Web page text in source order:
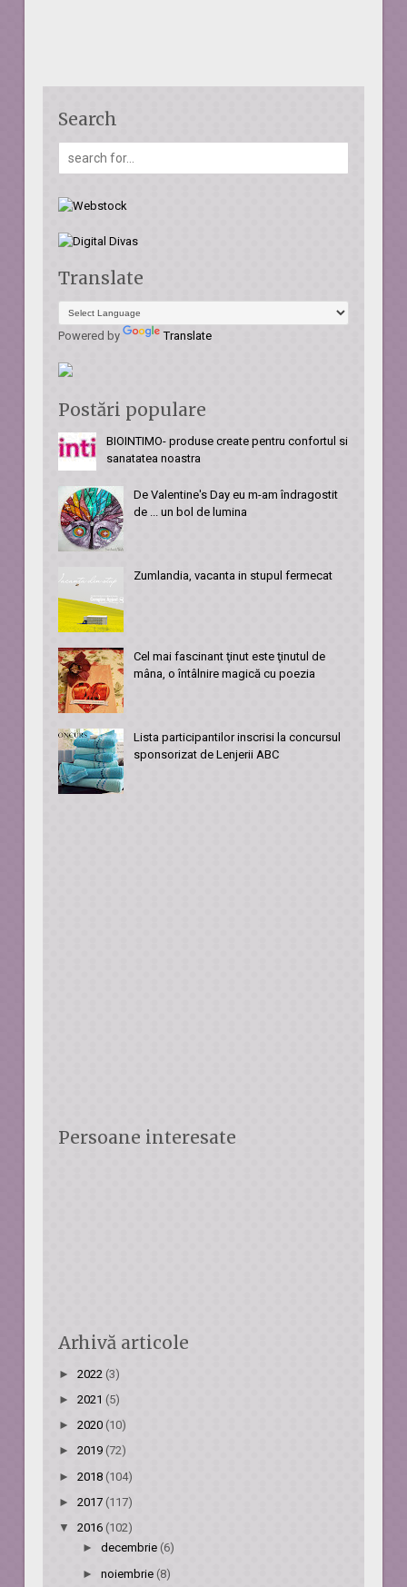
Search
Translate
Powered by Translate
Postări populare
BIOINTIMO- produse create pentru confortul si
sanatatea noastra
De Valentine's Day eu m-am îndragostit
de ... un bol de lumina
Zumlandia, vacanta in stupul fermecat
Cel mai fascinant ţinut este ţinutul de
mâna, o întâlnire magică cu poezia
Lista participantilor inscrisi la concursul
sponsorizat de Lenjerii ABC
Persoane interesate
Arhivă articole
►2022 (3)
►2021(5)
►2020 (10)
►2019 (72)
►2018 (104)
►2017(117)
▼2016 (102)
► decembrie (6)
► noiembrie (8)